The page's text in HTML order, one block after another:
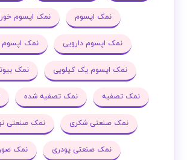
نمک اپسوم نمک اپسوم
نمک اپسوم دارویی نمک اپسوم
نمک اپسوم یک کیلویی نمک
نمک تصفیه نمک تصفیه شده
نمک صنعتی شکری نمک صنعتی
نمک صنعتی پودری نمک